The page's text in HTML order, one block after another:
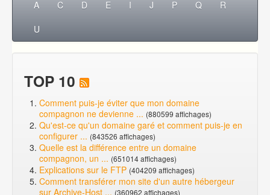
A C D E I J P Q
R
U
TOP 10
Comment puis-je éviter que mon domaine
compagnon ne devienne ... (880599 affichages)
Qu'est-ce qu'un domaine garé et comment puis-je en
configurer ... (843526 affichages)
Quelle est la différence entre un domaine
compagnon, un ... (651014 affichages)
Explications sur le FTP (404209 affichages)
Comment transférer mon site d'un autre hébergeur
sur Archive-Host ... (360962 affichages)